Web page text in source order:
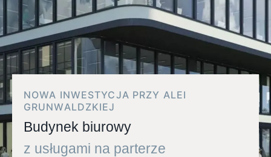
NOWA INWESTYCJA PRZY ALEI
GRUNWALDZKIEJ
Budynek biurowy
z usługami na parterze